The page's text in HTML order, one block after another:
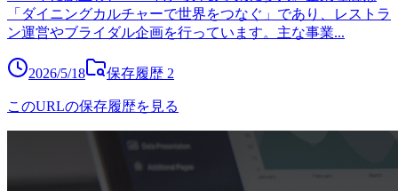
「ダイニングカルチャーで世界をつなぐ」であり、レストラ
ン運営やブライダル企画を行っています。主な事業...
2026/5/18 保存履歴 2
このURLの保存履歴を見る